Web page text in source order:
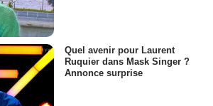
Quel avenir pour Laurent
Ruquier dans Mask Singer ?
Annonce surprise